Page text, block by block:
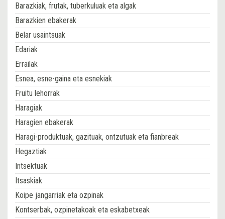
Barazkiak, frutak, tuberkuluak eta algak
Barazkien ebakerak
Belar usaintsuak
Edariak
Errailak
Esnea, esne-gaina eta esnekiak
Fruitu lehorrak
Haragiak
Haragien ebakerak
Haragi-produktuak, gazituak, ontzutuak eta fianbreak
Hegaztiak
Intsektuak
Itsaskiak
Koipe jangarriak eta ozpinak
Kontserbak, ozpinetakoak eta eskabetxeak